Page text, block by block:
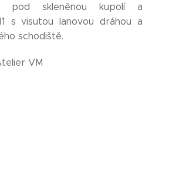
pod skleněnou kupolí a
s visutou lanovou dráhou a
schodiště.
VM